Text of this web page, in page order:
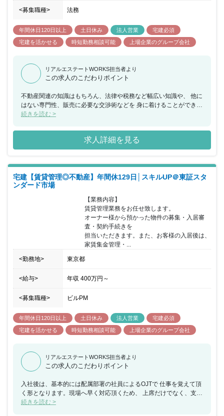
<募集職種> 法務
年間休日120日以上 土日休み 法人営業
宅建必須
宅建を活かせる
時短勤務相談可能 上場企業のグループ会社
リアルエステートWORKS担当者より
この求人のこだわりポイント
不動産関連の知識はもちろん、法律や税務など幅広い知識や、 他に
はない専門性、販売に必要な交渉術などを 身に着けることができま
す。 不動産業界の中でもニッチな領域です。 問題を抱える不動産
いのある仕事です。 同社は、不動産業界では珍しい勤務環境です…
完全週休2日制（土日祝休み）/年休129日/残業平均月15時間 また、
各種手当が充実…住宅取得手当1万円～ 3万円/家族手当扶養配偶者1
て、事業の強みは、「東証スタンダード上場」「底地」業界で 同社
はトップクラスの実績を誇ります。 景気に左右されにくい事業のた
め、安定的に長期働くことが 可能です。コロナ禍でも業績は堅調に
ていない不動産を 専門に、独自のビジネスモデルを展開している創
業45年の 不動産会社です。 2014年には東京証券取引所第一部上場
を実現しました。 権利関係の複雑な不動産の権利を調整し、社会的
価値を高める不 動産再生事業を中心に堅実に成長を続けておりま
す。 同社の主な事業は「底地」と「居抜き」です。
続きを読む >
求人詳細を見る
宅建【賃貸管理◎不動産】年間休129日│スキルUP＠東証スタ
ンダード市場
【業務内容】
賃貸管理業務をお任せ致します。
オーナー様から預かった物件の募集・入居審
査・契約手続きを
担当いただきます。また、お客様の入居後は、
家賃集金管理・...
<勤務地> 東京都
<給与> 年収 400万円 ～
<募集職種> ビルPM
年間休日120日以上 土日休み 法人営業
宅建必須
宅建を活かせる
時短勤務相談可能 上場企業のグループ会社
リアルエステートWORKS担当者より
この求人のこだわりポイント
入社後は、基本的には配属部署の社員によるOJTで 仕事を覚えて頂
く形となります。現場へ早く対応頂くため、 上席だけでなく、支店
のスタッフ全員で気軽に質問を受けられる ような体制を取っていま
続きを読む >